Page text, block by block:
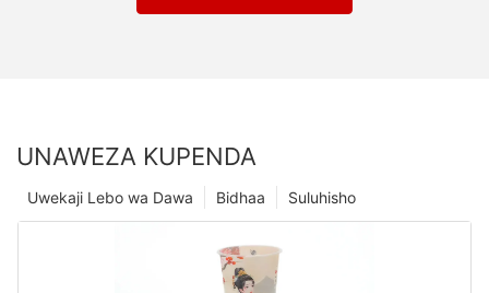
UNAWEZA KUPENDA
Suluhisho
Bidhaa
Uwekaji Lebo wa Dawa